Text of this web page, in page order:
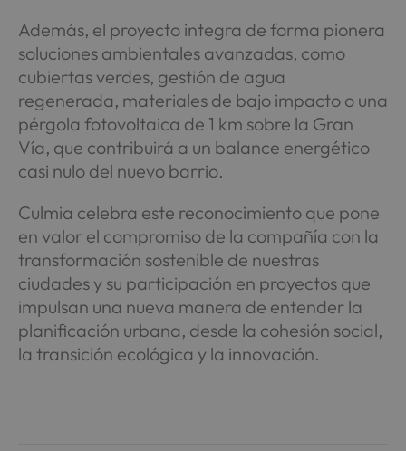
Además, el proyecto integra de forma pionera
soluciones ambientales avanzadas, como
cubiertas verdes, gestión de agua
regenerada, materiales de bajo impacto o una
pérgola fotovoltaica de 1 km sobre la Gran
Vía, que contribuirá a un balance energético
casi nulo del nuevo barrio.
Culmia celebra este reconocimiento que pone
en valor el compromiso de la compañía con la
transformación sostenible de nuestras
ciudades y su participación en proyectos que
impulsan una nueva manera de entender la
planificación urbana, desde la cohesión social,
la transición ecológica y la innovación.